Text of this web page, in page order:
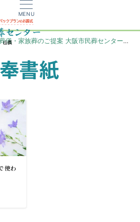
MENU
儀・家族葬のご提案 大阪市民葬センター
奉書紙
使わ